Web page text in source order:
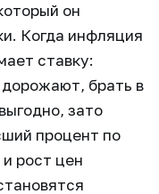
он
Когда инфляция
ставку:
брать в
зато
процент по
рост цен